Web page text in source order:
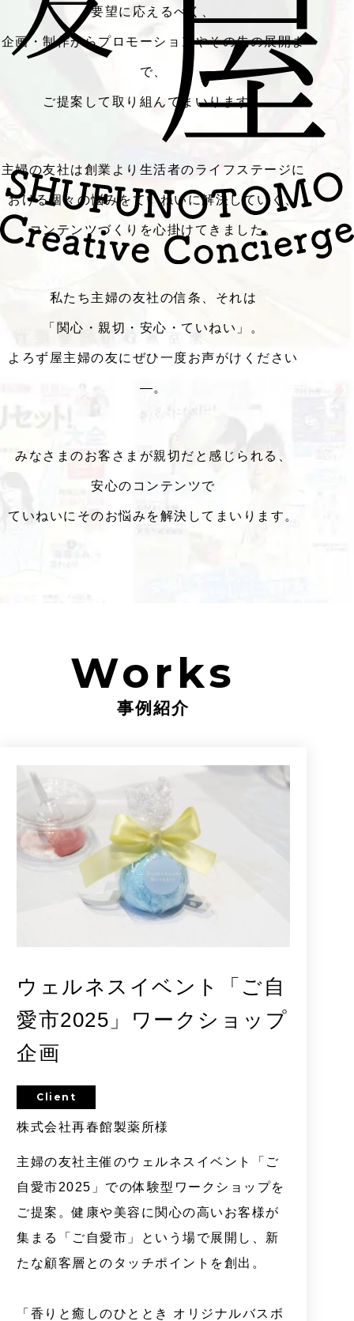
要望に応えるべく、
企画・制作からプロモーションやその先の展開ま
で、
ご提案して取り組んでまいります。
主婦の友社は創業より生活者のライフステージに
おける個々の悩みをていねいに解決していく、
コンテンツづくりを心掛けてきました。
私たち主婦の友社の信条、それは
「関心・親切・安心・ていねい」。
よろず屋主婦の友にぜひ一度お声がけください
―。
みなさまのお客さまが親切だと感じられる、
安心のコンテンツで
ていねいにそのお悩みを解決してまいります。
事例紹介
Works
ウェルネスイベント「ご自
愛市2025」ワークショップ
企画
Client
株式会社再春館製薬所様
主婦の友社主催のウェルネスイベント「ご
自愛市2025」での体験型ワークショップを
ご提案。健康や美容に関心の高いお客様が
集まる「ご自愛市」という場で展開し、新
たな顧客層とのタッチポイントを創出。
「香りと癒しのひととき オリジナルバスボ